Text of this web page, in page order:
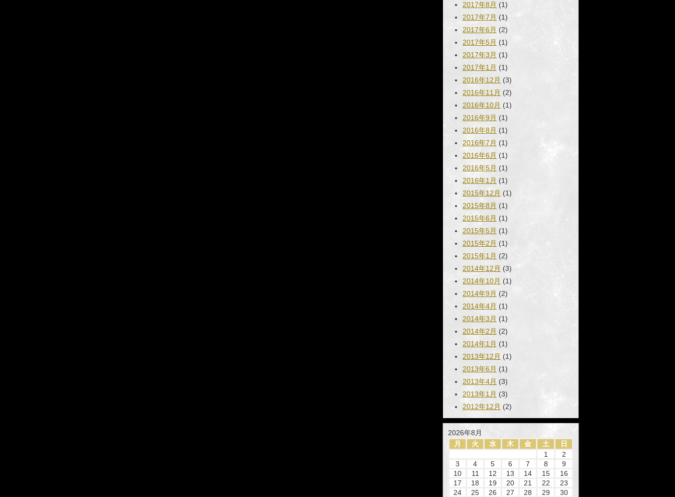
2017年8月 (1)
2017年7月 (1)
2017年6月 (2)
2017年5月 (1)
2017年3月 (1)
2017年1月 (1)
2016年12月 (3)
2016年11月 (2)
2016年10月 (1)
2016年9月 (1)
2016年8月 (1)
2016年7月 (1)
2016年6月 (1)
2016年5月 (1)
2016年1月 (1)
2015年12月 (1)
2015年8月 (1)
2015年6月 (1)
2015年5月 (1)
2015年2月 (1)
2015年1月 (2)
2014年12月 (3)
2014年10月 (1)
2014年9月 (2)
2014年4月 (1)
2014年3月 (1)
2014年2月 (2)
2014年1月 (1)
2013年12月 (1)
2013年6月 (1)
2013年4月 (3)
2013年1月 (3)
2012年12月 (2)
2026年8月
月
火 水 木 金 土
日
1
2
3
4 5 6 7 8
9
10
11 12 13 14 15
16
17
18 19 20 21 22
23
24
25 26 27 28 29 30